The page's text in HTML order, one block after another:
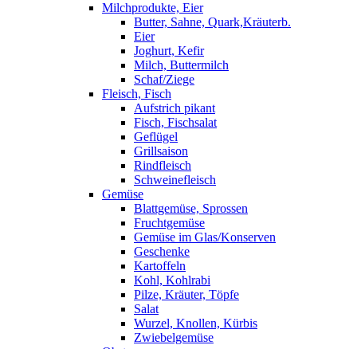
Milchprodukte, Eier
Butter, Sahne, Quark,Kräuterb.
Eier
Joghurt, Kefir
Milch, Buttermilch
Schaf/Ziege
Fleisch, Fisch
Aufstrich pikant
Fisch, Fischsalat
Geflügel
Grillsaison
Rindfleisch
Schweinefleisch
Gemüse
Blattgemüse, Sprossen
Fruchtgemüse
Gemüse im Glas/Konserven
Geschenke
Kartoffeln
Kohl, Kohlrabi
Pilze, Kräuter, Töpfe
Salat
Wurzel, Knollen, Kürbis
Zwiebelgemüse